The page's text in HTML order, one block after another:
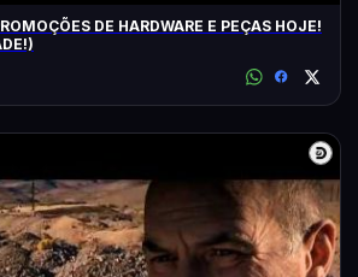
DE HARDWARE E PEÇAS HOJE!